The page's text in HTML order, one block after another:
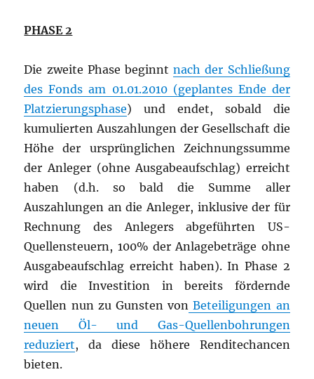
PHASE 2
Die zweite Phase beginntnach der Schließung
des Fonds am 01.01.2010 (geplantes Ende der
Platzierungsphase) und endet, sobald die
kumulierten Auszahlungen der Gesellschaft die
Höhe der ursprünglichen Zeichnungssumme
der Anleger (ohne Ausgabeaufschlag) erreicht
haben (d.h. so bald die Summe aller
Auszahlungen an die Anleger, inklusive der für
Rechnung des Anlegers abgeführten US-
Quellensteuern, 100% der Anlagebeträge ohne
Ausgabeaufschlag erreicht haben). In Phase 2
wird die Investition in bereits fördernde
Quellen nun zu Gunsten von Beteiligungen an
neuen Öl- und Gas-Quellenbohrungen
reduziert, da diese höhere Renditechancen
bieten.